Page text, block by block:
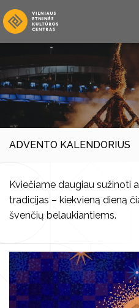
Konkursai
Amatų
Renginiai
Stovyklos
Koncertai
Kultūros
Visi leidiniai
Vaizdo ir
Kūrybiniai
Archyvas
ADVENTO KALENDORIUS
Advento renginiai
Advento įdomybės
Kviečiame daugiau sužinoti
tradicijas – kiekvieną dieną
švenčių belaukiantiems.